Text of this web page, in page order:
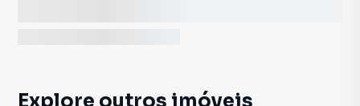
Explore outros imóveis